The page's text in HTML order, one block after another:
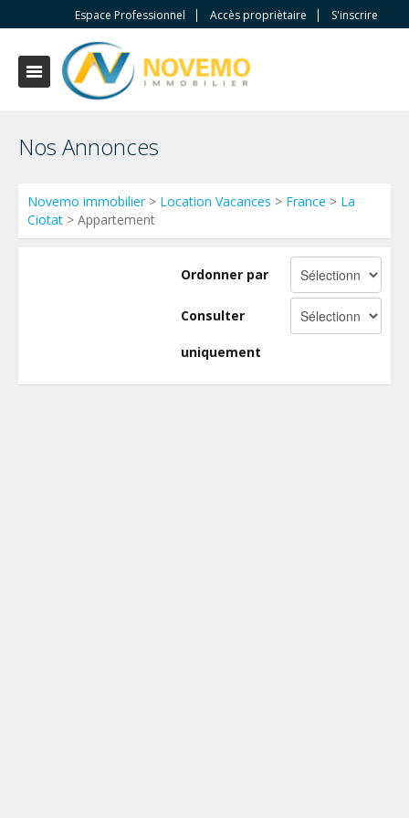
Espace Professionnel Accès propriètaire S'inscrire
Nos Annonces
Novemo immobilier> Location Vacances > France > La
Ciotat > Appartement
Ordonner par
Consulter
uniquement